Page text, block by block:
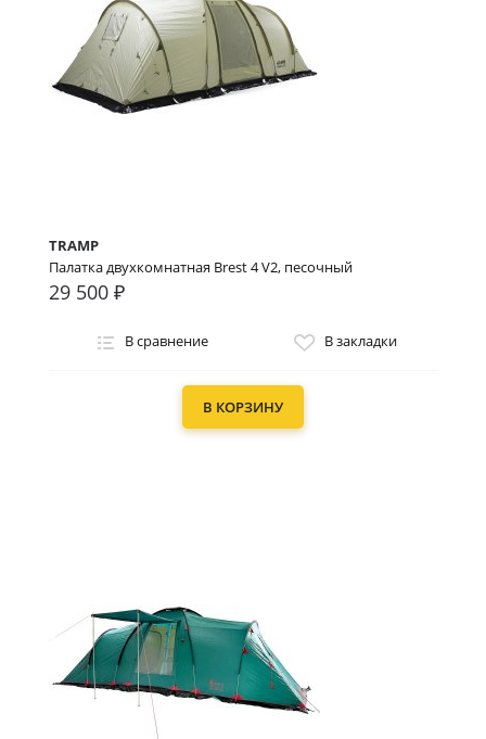
TRAMP
Палатка двухкомнатная Brest 4 V2, песочный
29 500 ₽
В сравнение В закладки
В КОРЗИНУ